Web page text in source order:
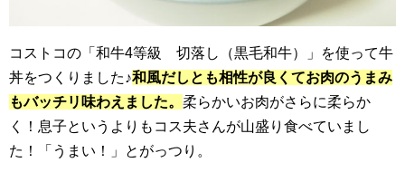
コストコの「和牛4等級 切落し（黒毛和牛）」を使って牛
丼をつくりました♪和風だしとも相性が良くてお肉のうまみ
もバッチリ味わえました。 柔らかいお肉がさらに柔らか
く！息子というよりもコス夫さんが山盛り食べていまし
た！「うまい！」とがっつり。